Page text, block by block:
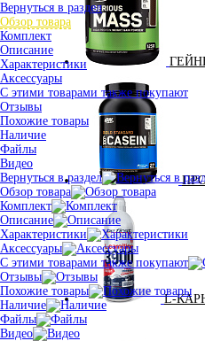
L-
Вернуться в раздел
Обзор товара
Комплект
Описание
Характеристики
Аксессуары
С этими товарами также покупают
Отзывы
Похожие товары
Наличие
Файлы
Видео
Вернуться в раздел
Обзор товара
Комплект
Описание
Характеристики
Аксессуары
С этими товарами также покупают
Отзывы
Похожие товары
Наличие
Файлы
Видео